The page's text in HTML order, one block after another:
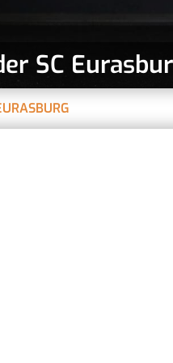
SC